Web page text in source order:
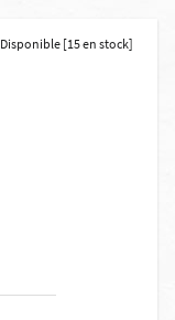
Disponible [15 en stock]